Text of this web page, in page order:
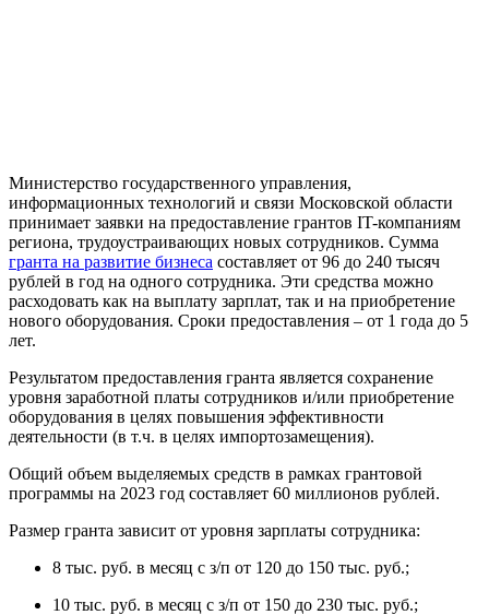
Министерство государственного управления,
информационных технологий и связи Московской области
принимает заявки на предоставление грантов IT-компаниям
региона, трудоустраивающих новых сотрудников. Сумма
гранта на развитие бизнеса составляет от 96 до 240 тысяч
рублей в год на одного сотрудника. Эти средства можно
расходовать как на выплату зарплат, так и на приобретение
нового оборудования. Сроки предоставления – от 1 года до 5
лет.
Результатом предоставления гранта является сохранение
уровня заработной платы сотрудников и/или приобретение
оборудования в целях повышения эффективности
деятельности (в т.ч. в целях импортозамещения).
Общий объем выделяемых средств в рамках грантовой
программы на 2023 год составляет 60 миллионов рублей.
Размер гранта зависит от уровня зарплаты сотрудника:
8 тыс. руб. в месяц с з/п от 120 до 150 тыс. руб.;
10 тыс. руб. в месяц с з/п от 150 до 230 тыс. руб.;